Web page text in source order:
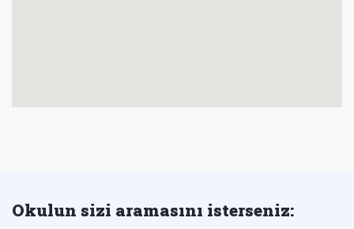
Okulun sizi aramasını isterseniz: